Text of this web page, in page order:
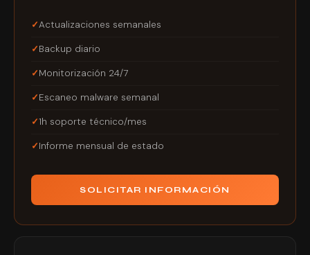
Actualizaciones semanales
Backup diario
Monitorización 24/7
Escaneo malware semanal
1h soporte técnico/mes
Informe mensual de estado
SOLICITAR INFORMACIÓN